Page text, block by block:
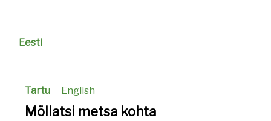
Eesti
Tartu English
Möllatsi metsa kohta